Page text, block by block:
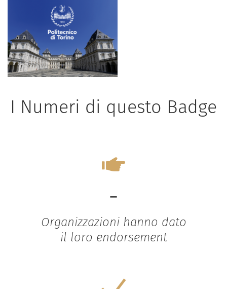
I Numeri di questo Badge
-
Organizzazioni hanno dato
il loro endorsement